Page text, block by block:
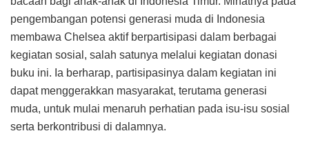
pengembangan potensi generasi muda di Indonesia
membawa Chelsea aktif berpartisipasi dalam berbagai
kegiatan sosial, salah satunya melalui kegiatan donasi
buku ini. Ia berharap, partisipasinya dalam kegiatan ini
dapat menggerakkan masyarakat, terutama generasi
muda, untuk mulai menaruh perhatian pada isu-isu sosial
serta berkontribusi di dalamnya.